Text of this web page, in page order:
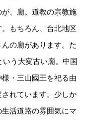
、廟。道教の宗教施
もちろん、台北地区
の廟があります。た
いう大変古い廟。中国
・三山國王を祀る由
れています。少しか
活道路の雰囲気にマ